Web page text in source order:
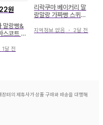
원
말랑빵&
스코트 스
1달 전
리락쿠마 베이커리 말
랑말랑 가짜빵 스퀴즈
지역정보 없음 ・ 2달 전
터의 제휴사가 상품 구매와 배송을 대행해